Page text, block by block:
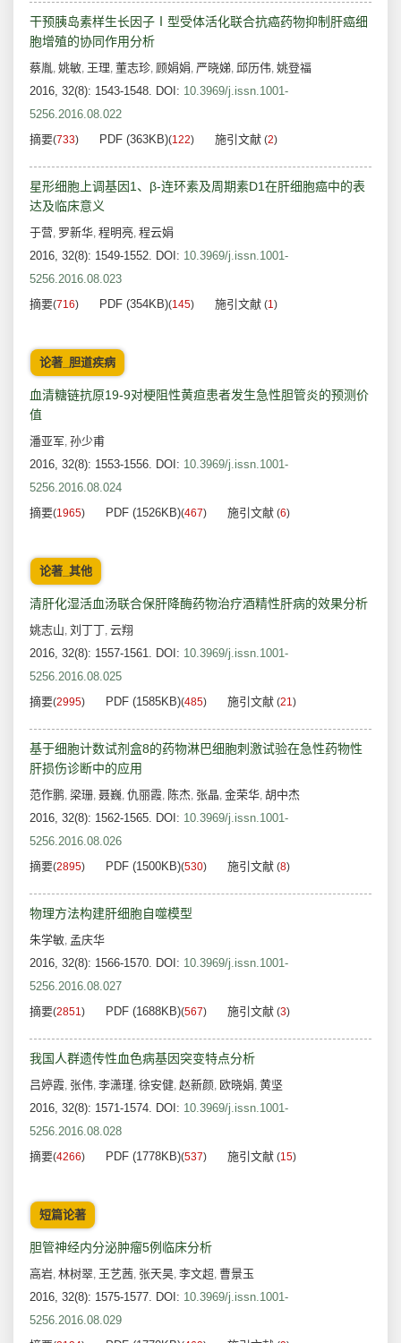
干预胰岛素样生长因子Ⅰ型受体活化联合抗癌药物抑制肝癌细
胞增殖的协同作用分析
蔡胤, 姚敏, 王理, 董志珍, 顾娟娟, 严晓娣, 邱历伟, 姚登福
2016, 32(8): 1543-1548. DOI: 10.3969/j.issn.1001-
5256.2016.08.022
摘要(733) PDF (363KB)(122) 施引文献 (2)
星形细胞上调基因1、β-连环素及周期素D1在肝细胞癌中的表
达及临床意义
于营, 罗新华, 程明亮, 程云娟
2016, 32(8): 1549-1552. DOI: 10.3969/j.issn.1001-
5256.2016.08.023
摘要(716) PDF (354KB)(145) 施引文献 (1)
论著_胆道疾病
血清糖链抗原19-9对梗阻性黄疸患者发生急性胆管炎的预测价
值
潘亚军, 孙少甫
2016, 32(8): 1553-1556. DOI: 10.3969/j.issn.1001-
5256.2016.08.024
摘要(1965) PDF (1526KB)(467) 施引文献 (6)
论著_其他
清肝化湿活血汤联合保肝降酶药物治疗酒精性肝病的效果分析
姚志山, 刘丁丁, 云翔
2016, 32(8): 1557-1561. DOI: 10.3969/j.issn.1001-
5256.2016.08.025
摘要(2995) PDF (1585KB)(485) 施引文献 (21)
基于细胞计数试剂盒8的药物淋巴细胞刺激试验在急性药物性
肝损伤诊断中的应用
范作鹏, 梁珊, 聂巍, 仇丽霞, 陈杰, 张晶, 金荣华, 胡中杰
2016, 32(8): 1562-1565. DOI: 10.3969/j.issn.1001-
5256.2016.08.026
摘要(2895) PDF (1500KB)(530) 施引文献 (8)
物理方法构建肝细胞自噬模型
朱学敏, 孟庆华
2016, 32(8): 1566-1570. DOI: 10.3969/j.issn.1001-
5256.2016.08.027
摘要(2851) PDF (1688KB)(567) 施引文献 (3)
我国人群遗传性血色病基因突变特点分析
吕婷霞, 张伟, 李潇瑾, 徐安健, 赵新颜, 欧晓娟, 黄坚
2016, 32(8): 1571-1574. DOI: 10.3969/j.issn.1001-
5256.2016.08.028
摘要(4266) PDF (1778KB)(537) 施引文献 (15)
短篇论著
胆管神经内分泌肿瘤5例临床分析
高岩, 林树翠, 王艺茜, 张天昊, 李文超, 曹景玉
2016, 32(8): 1575-1577. DOI: 10.3969/j.issn.1001-
5256.2016.08.029